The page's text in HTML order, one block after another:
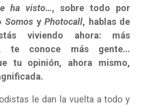
ha visto…, sobre todo por
SomosyPhotocall, hablas de
viviendo ahora: más
te conoce más gente…
tu opinión, ahora mismo,
le dan la vuelta a todo y